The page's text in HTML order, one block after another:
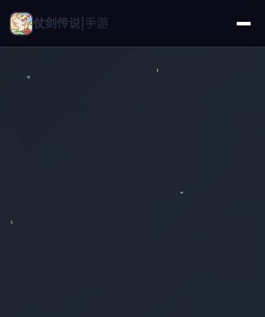
仗剑传说|手游